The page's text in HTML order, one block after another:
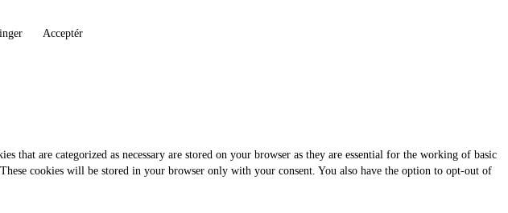
Acceptér
that are categorized as necessary are stored on your browser as they are essential for the working of basic
cookies will be stored in your browser only with your consent. You also have the option to opt-out of